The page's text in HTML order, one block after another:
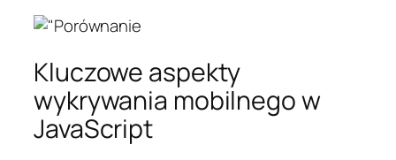
Kluczowe aspekty
wykrywania mobilnego w
JavaScript